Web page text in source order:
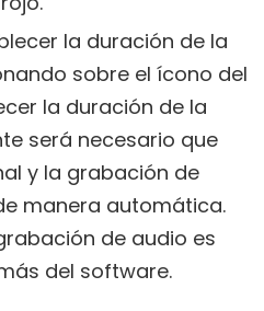
la duración de la
sobre el ícono del
la duración de la
será necesario que
y la grabación de
manera automática.
de audio es
del software.